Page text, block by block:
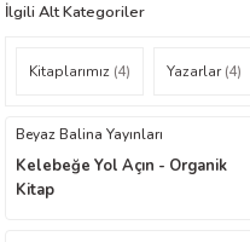
İlgili Alt Kategoriler
Kitaplarımız (4) Yazarlar(4)
Beyaz Balina Yayınları
Kelebeğe Yol Açın - Organik
Kitap